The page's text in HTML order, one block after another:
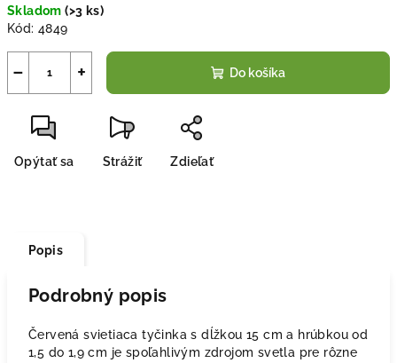
cena:
Skladom(>3 ks)
Kód: 4849
+
− Do košíka
Opýtať sa Strážiť Zdieľať
Popis
Podrobný popis
Červená svietiaca tyčinka s dĺžkou 15 cm a hrúbkou od
1,5 do 1,9 cm je spoľahlivým zdrojom svetla pre rôzne